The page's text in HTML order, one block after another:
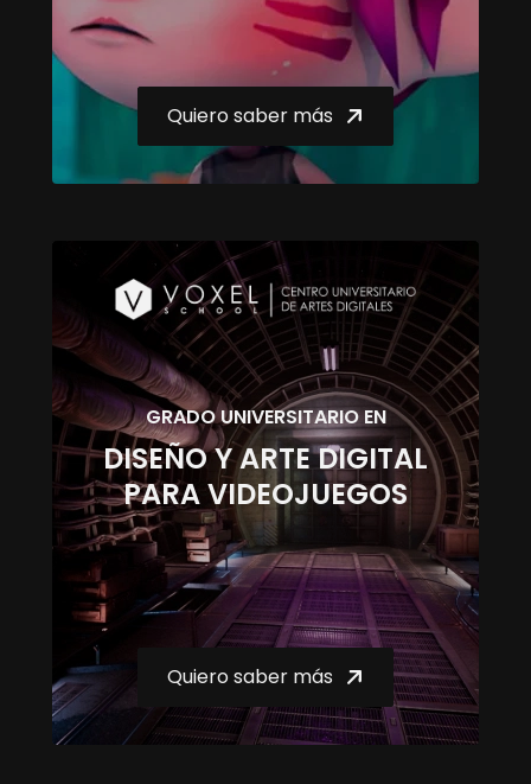
Quiero saber más
GRADO UNIVERSITARIO EN
DISEÑO Y ARTE DIGITAL
PARA VIDEOJUEGOS
Quiero saber más